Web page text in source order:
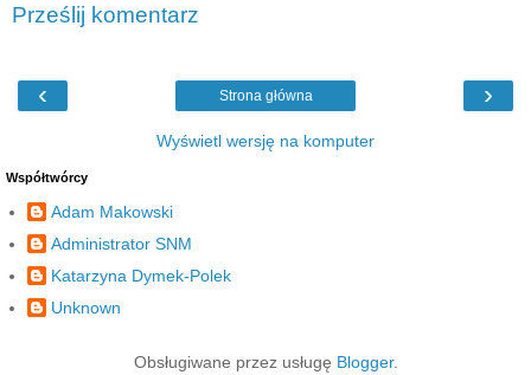
Prześlij komentarz
‹ ›
Strona główna
Wyświetl wersję na komputer
Współtwórcy
Adam Makowski
Administrator SNM
Katarzyna Dymek-Polek
Unknown
Obsługiwane przez usługę Blogger.